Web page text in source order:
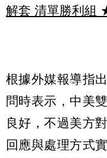
解套 清單勝利組
根據外媒報導指
問時表示，中美
良好，不過美方
回應與處理方式